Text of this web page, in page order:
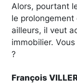
Alors, pourtant
le
ailleurs, il veut
immobilier.
?
François